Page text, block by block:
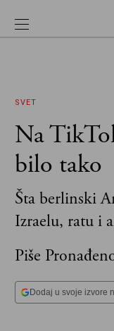
SVET
Na
bilo tako
Šta berlinski
Izraelu, ratu i
Piše
Dodaj u svoje izvore